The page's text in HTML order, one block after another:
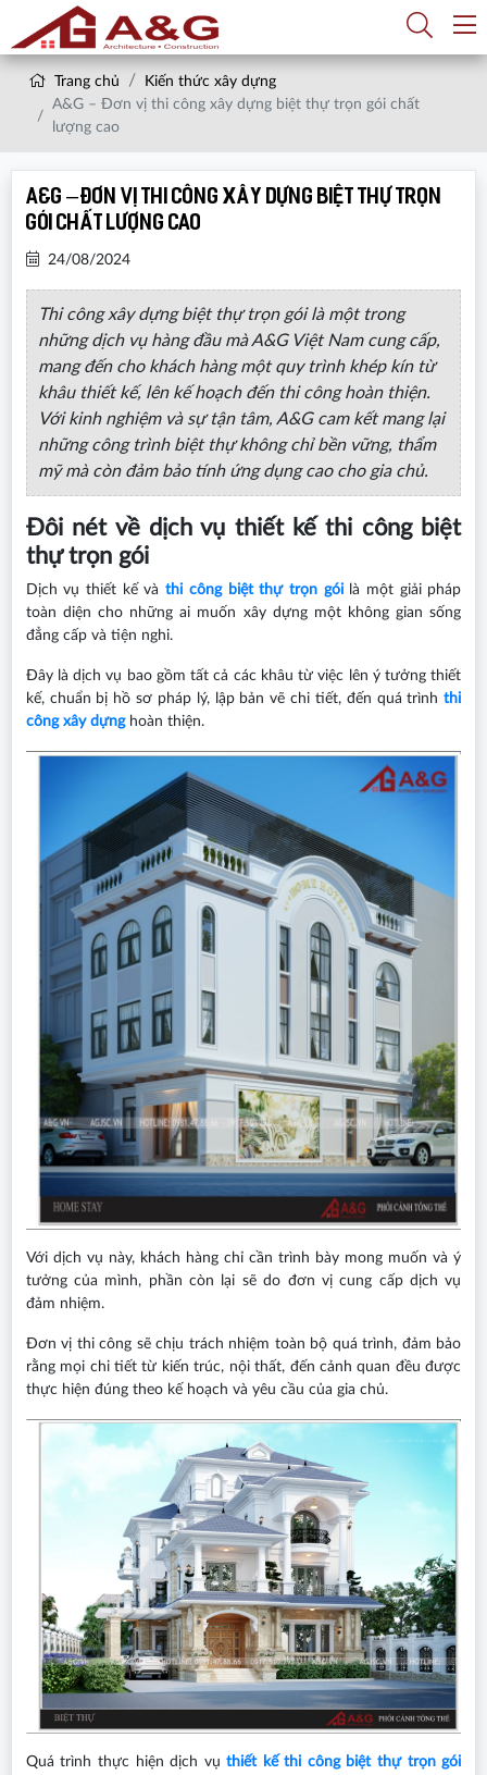
Trang chủ
Kiến thức xây dựng
A&G – Đơn vị thi công xây dựng biệt thự trọn gói chất
lượng cao
A&G – Đơn vị thi công xây dựng biệt thự trọn
gói chất lượng cao
24/08/2024
Thi công xây dựng biệt thự trọn gói là một trong
những dịch vụ hàng đầu mà A&G Việt Nam cung cấp,
mang đến cho khách hàng một quy trình khép kín từ
khâu thiết kế, lên kế hoạch đến thi công hoàn thiện.
Với kinh nghiệm và sự tận tâm, A&G cam kết mang lại
những công trình biệt thự không chỉ bền vững, thẩm
mỹ mà còn đảm bảo tính ứng dụng cao cho gia chủ.
Đôi nét về dịch vụ thiết kế thi công biệt
thự trọn gói
Dịch vụ thiết kế vàthi công biệt thự trọn gói
là một giải pháp
toàn diện cho những ai muốn xây dựng một không gian sống
đẳng cấp và tiện nghi.
Đây là dịch vụ bao gồm tất cả các khâu từ việc lên ý tưởng thiết
kế, chuẩn bị hồ sơ pháp lý, lập bản vẽ chi tiết, đến quá trình thi
công xây dựnghoàn thiện.
Với dịch vụ này, khách hàng chỉ cần trình bày mong muốn và ý
tưởng của mình, phần còn lại sẽ do đơn vị cung cấp dịch vụ
đảm nhiệm.
Đơn vị thi công sẽ chịu trách nhiệm toàn bộ quá trình, đảm bảo
rằng mọi chi tiết từ kiến trúc, nội thất, đến cảnh quan đều được
thực hiện đúng theo kế hoạch và yêu cầu của gia chủ.
Quá trình thực hiện dịch vụthiết kế thi công biệt thự trọn gói